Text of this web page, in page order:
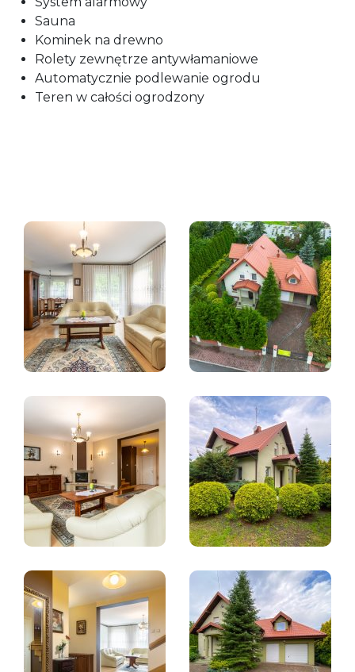
Sauna
Kominek na drewno
Rolety zewnętrze antywłamaniowe
Automatycznie podlewanie ogrodu
Teren w całości ogrodzony